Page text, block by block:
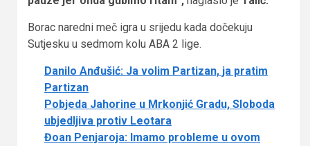
Borac naredni meč igra u srijedu kada dočekuju
Sutjesku u sedmom kolu ABA 2 lige.
Danilo Anđušić: Ja volim Partizan, ja pratim
Partizan
Pobjeda Jahorine u Mrkonjić Gradu, Sloboda
ubjedljiva protiv Leotara
Đoan Penjaroja: Imamo probleme u ovom